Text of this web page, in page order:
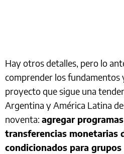
Hay otros detalles, pero lo
comprender los fundamentos
proyecto que sigue una
Argentina y América Latina
noventa: agregar
transferencias monetarias
condicionados para